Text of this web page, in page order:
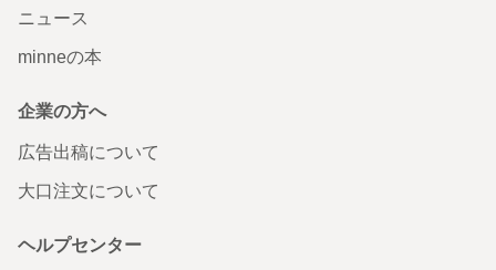
ニュース
minneの本
企業の方へ
広告出稿について
大口注文について
ヘルプセンター